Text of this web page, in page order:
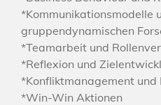
*Kommunikationsmodelle
gruppendynamischen
*Teamarbeit und
*Reflexion und
*Konfliktmanagement und
*Win-Win Aktionen